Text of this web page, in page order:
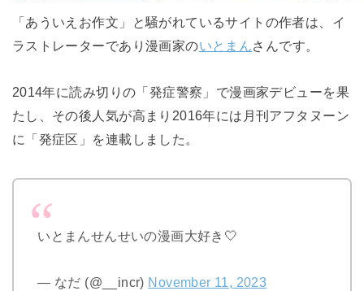
「あういえお作文」と騒がれているサイトの作者は、イ
ラストレーターであり漫画家のいとまん さんです。
2014年に読み切りの「発症警察」で漫画家デビューを果
たし、その後人気が高まり2016年には月刊アフタヌーン
に「発症区」を連載しました。
いとまんせんせいの漫画大好き🤍
— なだ (@__incr) November 11, 2023